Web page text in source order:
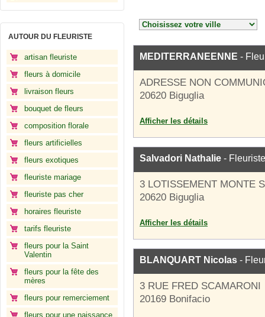
AUTOUR DU FLEURISTE
artisan fleuriste
fleurs à domicile
livraison fleurs
bouquet de fleurs
composition florale
fleurs artificielles
fleurs exotiques
fleuriste mariage
fleuriste pas cher
horaires fleuriste
tarifs fleuriste
fleurs pour la Saint
Valentin
fleurs pour la fête des
mères
fleurs pour remerciement
fleurs pour une naissance
MEDITERRANEENNE -
ADRESSE NON
20620 Biguglia
Afficher les détails
Salvadori Nathalie - Fleuriste
3 LOTISSEMENT MONTE
20620 Biguglia
Afficher les détails
BLANQUART Nicolas -
3 RUE FRED SCAMARONI
20169 Bonifacio